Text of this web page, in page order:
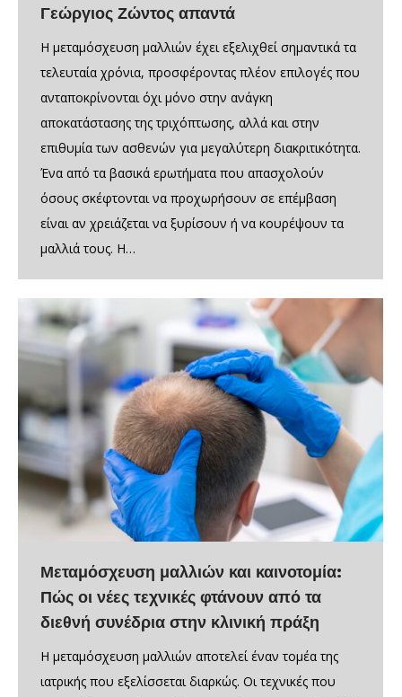
Γεώργιος Ζώντος απαντά
Η μεταμόσχευση μαλλιών έχει εξελιχθεί σημαντικά τα
τελευταία χρόνια, προσφέροντας πλέον επιλογές που
ανταποκρίνονται όχι μόνο στην ανάγκη
αποκατάστασης της τριχόπτωσης, αλλά και στην
επιθυμία των ασθενών για μεγαλύτερη διακριτικότητα.
Ένα από τα βασικά ερωτήματα που απασχολούν
όσους σκέφτονται να προχωρήσουν σε επέμβαση
είναι αν χρειάζεται να ξυρίσουν ή να κουρέψουν τα
μαλλιά τους. Η…
Μεταμόσχευση μαλλιών και καινοτομία:
Πώς οι νέες τεχνικές φτάνουν από τα
διεθνή συνέδρια στην κλινική πράξη
Η μεταμόσχευση μαλλιών αποτελεί έναν τομέα της
ιατρικής που εξελίσσεται διαρκώς. Οι τεχνικές που